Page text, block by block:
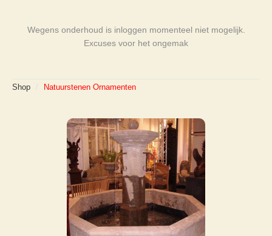
Wegens onderhoud is inloggen momenteel niet mogelijk.
Excuses voor het ongemak
Shop Natuurstenen Ornamenten